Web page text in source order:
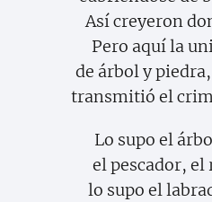
Así creyeron
Pero aquí la
de árbol y
transmitió el
Lo supo el
el pescador, el
lo supo el